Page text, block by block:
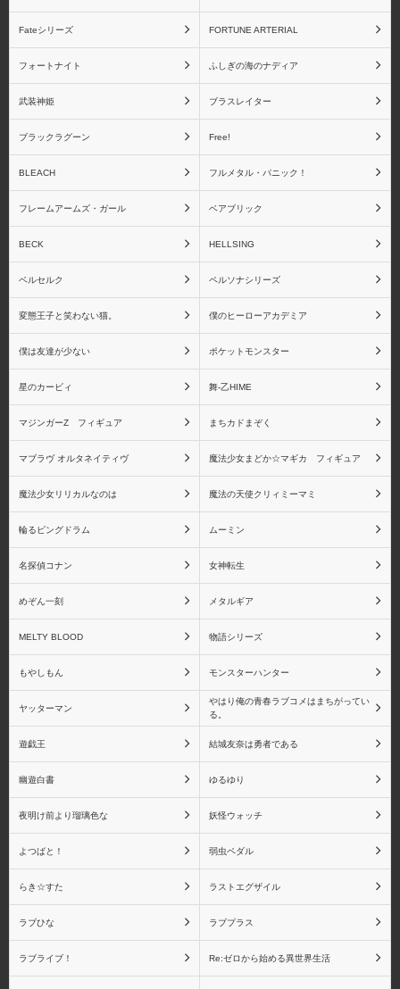
Fateシリーズ FORTUNE ARTERIAL
フォートナイト ふしぎの海のナディア
武装神姫 ブラスレイター
ブラックラグーン Free!
BLEACH フルメタル・パニック！
フレームアームズ・ガール ベアブリック
BECK HELLSING
ベルセルク ペルソナシリーズ
変態王子と笑わない猫。 僕のヒーローアカデミア
僕は友達が少ない ポケットモンスター
星のカービィ 舞-乙HIME
マジンガーZ フィギュア まちカドまぞく
マブラヴ オルタネイティヴ 魔法少女まどか☆マギカ フィギュア
魔法少女リリカルなのは 魔法の天使クリィミーマミ
輪るピングドラム ムーミン
名探偵コナン 女神転生
めぞん一刻 メタルギア
MELTY BLOOD 物語シリーズ
もやしもん モンスターハンター
ヤッターマン
やはり俺の青春ラブコメはまちがってい
る。
遊戯王 結城友奈は勇者である
幽遊白書 ゆるゆり
夜明け前より瑠璃色な 妖怪ウォッチ
よつばと！ 弱虫ペダル
らき☆すた ラストエグザイル
ラブひな ラブプラス
ラブライブ！ Re:ゼロから始める異世界生活